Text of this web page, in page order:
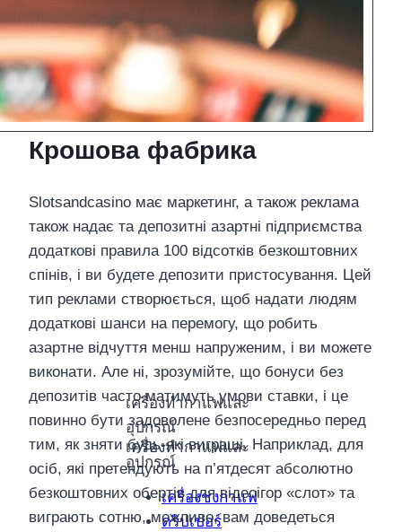
เครื่องทำกาแฟและ
อุปกรณ์
เครื่องทำกาแฟและ
อุปกรณ์
เครื่องชงกาแฟ
ดริปเปอร์
Крошова фабрика
Slotsandcasino має маркетинг, а також реклама
також надає та депозитні азартні підприємства
додаткові правила 100 відсотків безкоштовних
спінів, і ви будете депозити пристосування. Цей
тип реклами створюється, щоб надати людям
додаткові шанси на перемогу, що робить
азартне відчуття менш напруженим, і ви можете
виконати. Але ні, зрозумійте, що бонуси без
депозитів часто матимуть умови ставки, і це
повинно бути задоволене безпосередньо перед
тим, як зняти будь-які виграші. Наприклад, для
осіб, які претендують на п’ятдесят абсолютно
безкоштовних обертів для відеоігор «слот» та
виграють сотню, можливо, вам доведеться